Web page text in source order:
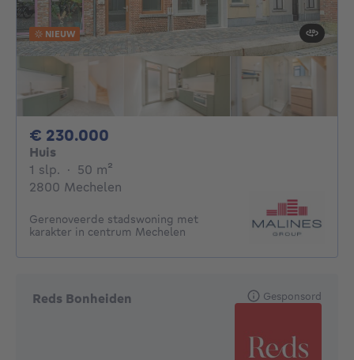
NIEUW
€ 230.000
Huis
1 slp. 1 slaapkamer
· 50 m²
2800 Mechelen
Gerenoveerde stadswoning met
karakter in centrum Mechelen
Reds Bonheiden Gesponsord